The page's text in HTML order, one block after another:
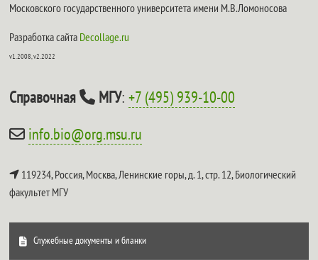
Московского государственного университета имени М.В.Ломоносова
Разработка сайта Decollage.ru
v1.2008, v2.2022
Справочная МГУ:+7 (495) 939-10-00
info.bio@org.msu.ru
119234, Россия, Москва, Ленинские горы, д. 1, стр. 12,Биологический
факультет МГУ
Служебные документы и бланки